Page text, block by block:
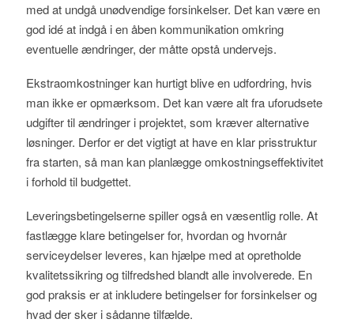
med at undgå unødvendige forsinkelser. Det kan være en
god idé at indgå i en åben kommunikation omkring
eventuelle ændringer, der måtte opstå undervejs.
Ekstraomkostninger kan hurtigt blive en udfordring, hvis
man ikke er opmærksom. Det kan være alt fra uforudsete
udgifter til ændringer i projektet, som kræver alternative
løsninger. Derfor er det vigtigt at have en klar prisstruktur
fra starten, så man kan planlægge omkostningseffektivitet
i forhold til budgettet.
Leveringsbetingelserne spiller også en væsentlig rolle. At
fastlægge klare betingelser for, hvordan og hvornår
serviceydelser leveres, kan hjælpe med at opretholde
kvalitetssikring og tilfredshed blandt alle involverede. En
god praksis er at inkludere betingelser for forsinkelser og
hvad der sker i sådanne tilfælde.